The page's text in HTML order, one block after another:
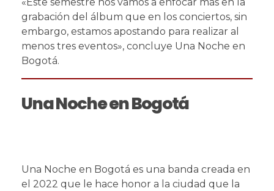
grabación del álbum que en los conciertos, sin
embargo, estamos apostando para realizar al
menos tres eventos», concluye Una Noche en
Bogotá.
Una Noche en Bogotá
Una Noche en Bogotá es una banda creada en
el 2022 que le hace honor a la ciudad que la